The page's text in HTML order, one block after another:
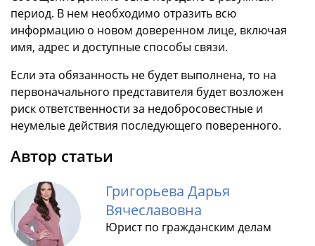
период. В нем необходимо отразить всю
информацию о новом доверенном лице, включая
имя, адрес и доступные способы связи.
Если эта обязанность не будет выполнена, то на
первоначального представителя будет возложен
риск ответственности за недобросовестные и
неумелые действия последующего поверенного.
Автор статьи
Григорьева Дарья
Вячеславовна
Юрист по гражданским делам